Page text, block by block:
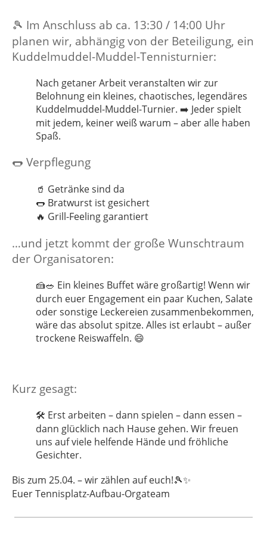
🎾 Im Anschluss ab ca. 13:30 / 14:00 Uhr
planen wir, abhängig von der Beteiligung, ein
Kuddelmuddel-Muddel-Tennisturnier:
Nach getaner Arbeit veranstalten wir zur
Belohnung ein kleines, chaotisches, legendäres
Kuddelmuddel-Muddel-Turnier. ➡️ Jeder spielt
mit jedem, keiner weiß warum – aber alle haben
Spaß.
🌭 Verpflegung
🥤 Getränke sind da
🌭 Bratwurst ist gesichert
🔥 Grill-Feeling garantiert
…und jetzt kommt der große Wunschtraum
der Organisatoren:
🍰🥗 Ein kleines Buffet wäre großartig! Wenn wir
durch euer Engagement ein paar Kuchen, Salate
oder sonstige Leckereien zusammenbekommen,
wäre das absolut spitze. Alles ist erlaubt – außer
trockene Reiswaffeln. 😄
Kurz gesagt:
🛠️ Erst arbeiten – dann spielen – dann essen –
dann glücklich nach Hause gehen. Wir freuen
uns auf viele helfende Hände und fröhliche
Gesichter.
Bis zum 25.04. – wir zählen auf euch!🎾✨
Euer Tennisplatz-Aufbau-Orgateam